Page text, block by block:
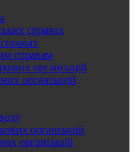
справах
справам
організацій
організацій
організацій
організацій